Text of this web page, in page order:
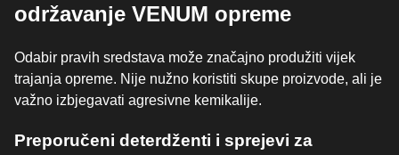
održavanje VENUM opreme
Odabir pravih sredstava može značajno produžiti vijek
trajanja opreme. Nije nužno koristiti skupe proizvode, ali je
važno izbjegavati agresivne kemikalije.
Preporučeni deterdženti i sprejevi za